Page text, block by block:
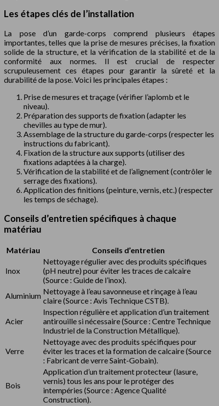
Les étapes clés de l’installation
La pose d’un garde-corps comprend plusieurs étapes
importantes, telles que la prise de mesures précises, la fixation
solide de la structure, et la vérification de la stabilité et de la
conformité aux normes. Il est crucial de respecter
scrupuleusement ces étapes pour garantir la sûreté et la
durabilité de la pose. Voici les principales étapes :
Prise de mesures et traçage (vérifier l’aplomb et le
niveau).
Préparation des supports de fixation (adapter les
chevilles au type de mur).
Assemblage de la structure du garde-corps (respecter les
instructions du fabricant).
Fixation de la structure aux supports (utiliser des
fixations adaptées à la charge).
Vérification de la stabilité et de l’alignement (contrôler le
serrage des fixations).
Application des finitions (peinture, vernis, etc.) (respecter
les temps de séchage).
Conseils d’entretien spécifiques à chaque
matériau
Matériau Conseils d’entretien
Inox
Nettoyage régulier avec des produits spécifiques
(pH neutre) pour éviter les traces de calcaire
(Source : Guide de l’inox).
Aluminium Nettoyage à l’eau savonneuse et rinçage à l’eau
claire (Source : Avis Technique CSTB).
Acier
Inspection régulière et application d’un traitement
antirouille si nécessaire (Source : Centre Technique
Industriel de la Construction Métallique).
Verre
Nettoyage avec des produits spécifiques pour
éviter les traces et la formation de calcaire (Source
: Fabricant de verre Saint-Gobain).
Bois
Application d’un traitement protecteur (lasure,
vernis) tous les ans pour le protéger des
intempéries (Source : Agence Qualité
Construction).